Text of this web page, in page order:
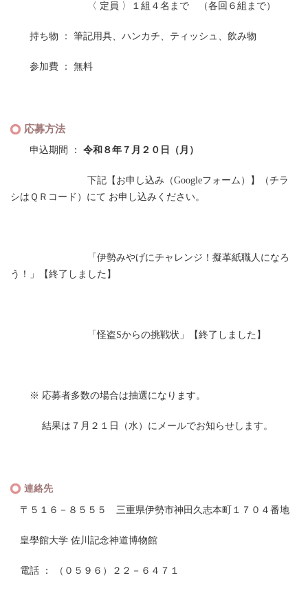
〈 定員 〉１組４名まで （各回６組まで）
持ち物 ： 筆記用具、ハンカチ、ティッシュ、飲み物
参加費 ： 無料
応募方法
申込期間 ： 令和８年７月２０日（月）
下記【お申し込み（Googleフォーム）】（チラ
シはＱＲコード）にて お申し込みください。
「伊勢みやげにチャレンジ！擬革紙職人になろ
う！」【終了しました】
「怪盗Sからの挑戦状」【終了しました】
※ 応募者多数の場合は抽選になります。
結果は７月２１日（水）にメールでお知らせします。
連絡先
〒５１６－８５５５ 三重県伊勢市神田久志本町１７０４番地
皇學館大学 佐川記念神道博物館
電話 ： （０５９６）２２－６４７１